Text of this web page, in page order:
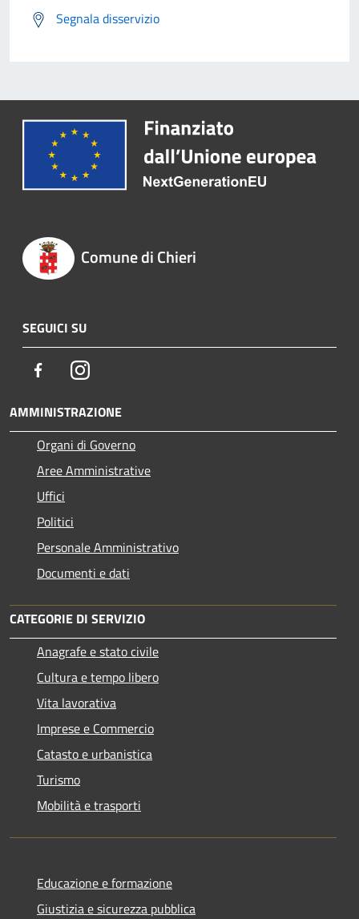
Segnala disservizio
Comune di Chieri
SEGUICI SU
FacebookInstagram
AMMINISTRAZIONE
Organi di Governo
Aree Amministrative
Uffici
Politici
Personale Amministrativo
Documenti e dati
CATEGORIE DI SERVIZIO
Anagrafe e stato civile
Cultura e tempo libero
Vita lavorativa
Imprese e Commercio
Catasto e urbanistica
Turismo
Mobilità e trasporti
Educazione e formazione
Giustizia e sicurezza pubblica